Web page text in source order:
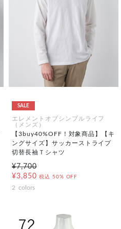
SALE
エレメントオブシンプルライフ
（メンズ）
【3buy40%OFF！対象商品】【キ
ングサイズ】サッカーストライプ
切替長袖Ｔシャツ
¥7,700
¥3,850 税込 50% OFF
2 colors